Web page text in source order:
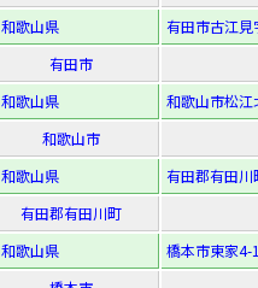
和歌山県
有田市古江
有田市
和歌山県
和歌山市松
和歌山市
和歌山県
有田郡有田
有田郡有田川町
和歌山県
橋本市東家4-